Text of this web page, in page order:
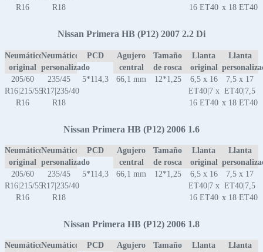
R16
R18
16 ET40 x 18 ET40
Nissan Primera HB (P12) 2007 2.2 Di
Neumático
original
Neumático
personalizado
PCD
Agujero
central
Tamaño
de rosca
Llanta
original
Llanta
205/60
R16|215/55
R16
235/45
R17|235/40
R18
5*114,3 66,1 mm 12*1,25
6,5 x 16
ET40|7 x
16 ET40
7,5 x 17
ET40|7,5
x 18 ET40
Nissan Primera HB (P12) 2006 1.6
Neumático
original
Neumático
personalizado
PCD
Agujero
central
Tamaño
de rosca
Llanta
original
Llanta
205/60
R16|215/55
R16
235/45
R17|235/40
R18
5*114,3 66,1 mm 12*1,25
6,5 x 16
ET40|7 x
16 ET40
7,5 x 17
ET40|7,5
x 18 ET40
Nissan Primera HB (P12) 2006 1.8
NeumáticoNeumático
PCD
Agujero
Tamaño
Llanta
Llanta